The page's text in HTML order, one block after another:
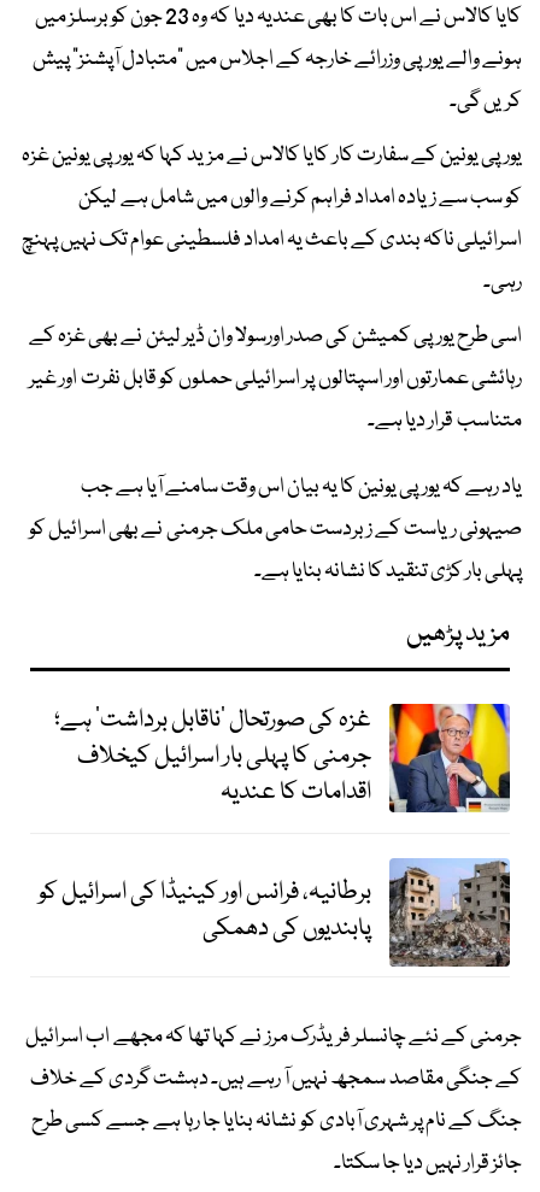
کایا کالاس نے اس بات کا بھی عندیہ دیا کہ وہ 23 جون کو برسلز میں
ہونے والے یورپی وزرائے خارجہ کے اجلاس میں "متبادل آپشنز" پیش
کریں گی۔
یورپی یونین کے سفارت کار کایا کالاس نے مزید کہا کہ یورپی یونین غزہ
کو سب سے زیادہ امداد فراہم کرنے والوں میں شامل ہے لیکن
اسرائیلی ناکہ بندی کے باعث یہ امداد فلسطینی عوام تک نہیں پہنچ
رہی۔
اسی طرح یورپی کمیشن کی صدر اورسولا وان ڈیر لیئن نے بھی غزہ کے
رہائشی عمارتوں اور اسپتالوں پر اسرائیلی حملوں کو قابل نفرت اور غیر
متناسب قرار دیا ہے۔
یاد رہے کہ یورپی یونین کا یہ بیان اس وقت سامنے آیا ہے جب
صیہونی ریاست کے زبردست حامی ملک جرمنی نے بھی اسرائیل کو
پہلی بار کڑی تنقید کا نشانہ بنایا ہے۔
مزید پڑھیں
غزہ کی صورتحال ’ناقابل برداشت‘ ہے؛
جرمنی کا پہلی بار اسرائیل کیخلاف
اقدامات کا عندیہ
برطانیہ، فرانس اور کینیڈا کی اسرائیل کو
پابندیوں کی دھمکی
جرمنی کے نئے چانسلر فریڈرک مرز نے کہا تھا کہ مجھے اب اسرائیل
کے جنگی مقاصد سمجھ نہیں آ رہے ہیں۔ دہشت گردی کے خلاف
جنگ کے نام پر شہری آبادی کو نشانہ بنایا جا رہا ہے جسے کسی طرح
جائز قرار نہیں دیا جا سکتا۔